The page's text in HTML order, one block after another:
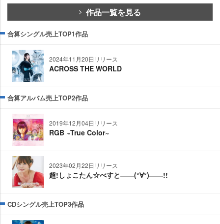
作品一覧を見る
合算シングル売上TOP1作品
2024年11月20日リリース
ACROSS THE WORLD
合算アルバム売上TOP2作品
2019年12月04日リリース
RGB ~True Color~
2023年02月22日リリース
超!しょこたん☆べすと――(°∀°)――!!
CDシングル売上TOP3作品